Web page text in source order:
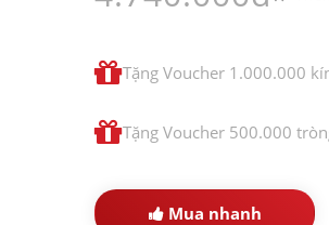
Tặng Voucher 1.000.000
Tặng Voucher 500.000
Mua nhanh